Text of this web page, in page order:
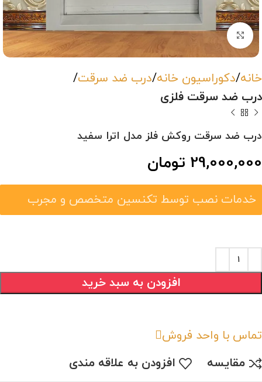
بزرگنمایی تصویر
خانه دکوراسیون خانه درب ضد سرقت
درب ضد سرقت فلزی
درب ضد سرقت روکش فلز مدل اترا سفید
29,000,000 تومان
خدمات نصب توسط تکنسین متخصص و مجرب
افزودن به سبد خرید
تماس با واحد فروش
مقایسه
افزودن به علاقه مندی